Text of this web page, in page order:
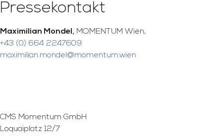
Pressekontakt
Maximilian Mondel, MOMENTUM Wien,
+43 (0) 664 2247609
maximilian.mondel@momentum.wien
CMS Momentum GmbH
Loquaiplatz 12/7